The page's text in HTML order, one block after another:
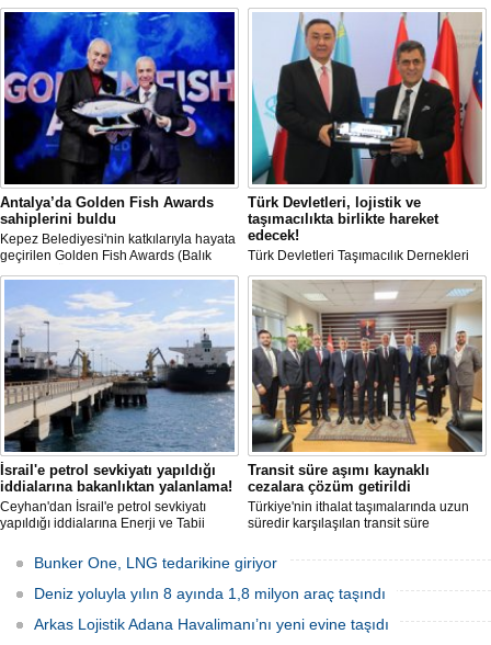
Antalya’da Golden Fish Awards
sahiplerini buldu
Kepez Belediyesi'nin katkılarıyla hayata
geçirilen Golden Fish Awards (Balık
Dedektifi Ödül Töreni), balıkçıların
emeklerini taçlandırdı.
Türk Devletleri, lojistik ve
taşımacılıkta birlikte hareket
edecek!
Türk Devletleri Taşımacılık Dernekleri
Birliği OTS-URTA kuruldu.
İsrail'e petrol sevkiyatı yapıldığı
iddialarına bakanlıktan yalanlama!
Ceyhan'dan İsrail'e petrol sevkiyatı
yapıldığı iddialarına Enerji ve Tabii
Transit süre aşımı kaynaklı
cezalara çözüm getirildi
Türkiye'nin ithalat taşımalarında uzun
süredir karşılaşılan transit süre
önemli bir gelişme yaşandı.
Bunker One, LNG tedarikine giriyor
Deniz yoluyla yılın 8 ayında 1,8 milyon araç taşındı
Arkas Lojistik Adana Havalimanı’nı yeni evine taşıdı